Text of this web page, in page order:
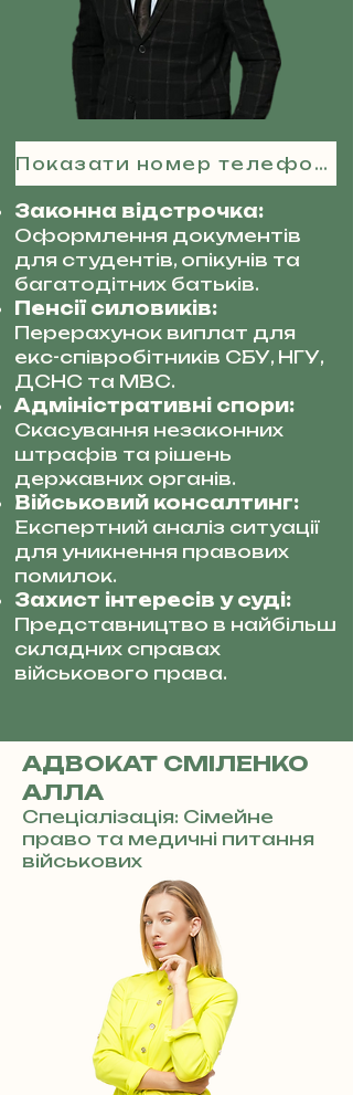
Показати номер телефону
Законна відстрочка:
Оформлення документів
для студентів, опікунів та
багатодітних батьків.
Пенсії силовиків:
Перерахунок виплат для
екс-співробітників СБУ, НГУ,
ДСНС та МВС.
Адміністративні спори:
Скасування незаконних
штрафів та рішень
державних органів.
Військовий консалтинг:
Експертний аналіз ситуації
для уникнення правових
помилок.
Захист інтересів у суді:
Представництво в найбільш
складних справах
військового права.
АДВОКАТ СМІЛЕНКО
АЛЛА
Спеціалізація: Сімейне
право та медичні питання
військових